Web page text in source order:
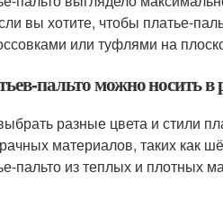
вы хотите, чтобы платье-
или туфлями на
пальто можно носить в
разные цвета и стили
материалов, таких как
из теплых и плотных